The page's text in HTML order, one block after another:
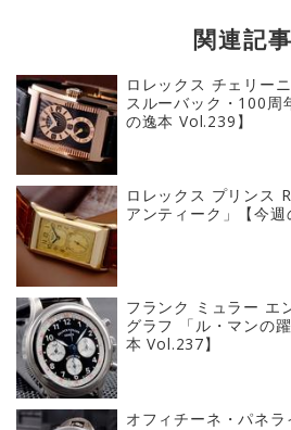
関連記事
ロレックス チェリー
スルーバック・100周
の逸本 Vol.239】
ロレックス プリンス
アンティーク」【今週
フランク ミュラー エ
グラフ 「ル・マンの
本 Vol.237】
オフィチーネ・パネ